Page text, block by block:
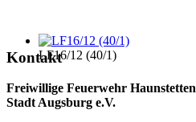
LF16/12 (40/1)
Kontakt
Freiwillige Feuerwehr Haunstetten
Stadt Augsburg e.V.